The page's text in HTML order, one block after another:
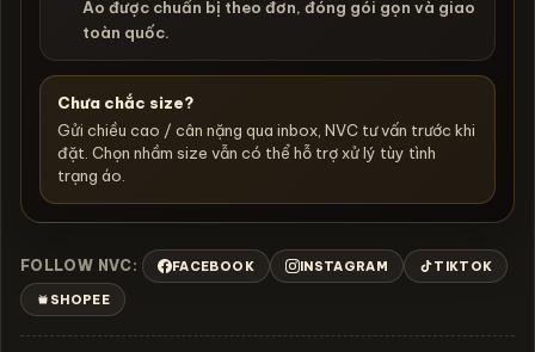
Áo được chuẩn bị theo đơn, đóng gói gọn và giao
toàn quốc.
Chưa chắc size?
Gửi chiều cao / cân nặng qua inbox, NVC tư vấn trước khi
đặt. Chọn nhầm size vẫn có thể hỗ trợ xử lý tùy tình
trạng áo.
FOLLOW NVC: FACEBOOK INSTAGRAM
TIKTOK
SHOPEE